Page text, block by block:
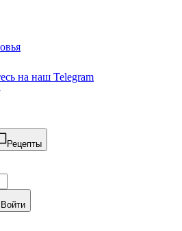
на наш Telegram
Рецепты
Войти